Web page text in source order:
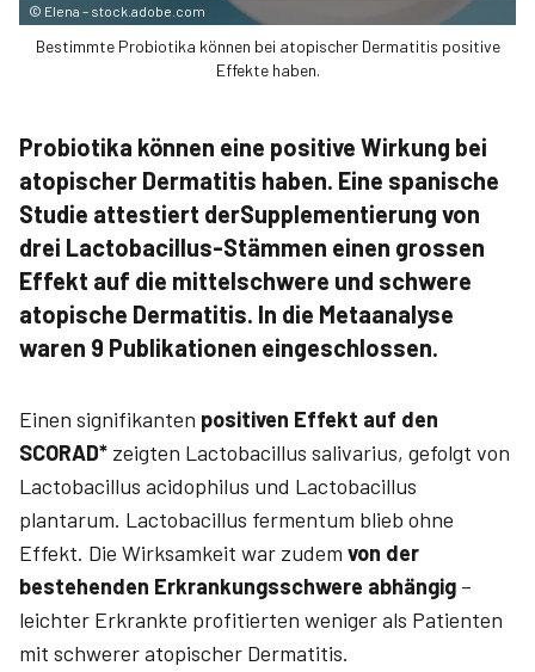
© Elena – stock.adobe.com
Bestimmte Probiotika können bei atopischer Dermatitis positive
Effekte haben.
Probiotika können eine positive Wirkung bei
atopischer Dermatitis haben. Eine spanische
Studie attestiert derSupplementierung von
drei Lactobacillus-Stämmen einen grossen
Effekt auf die mittelschwere und schwere
atopische Dermatitis. In die Meta­analyse
waren 9 Publikationen eingeschlossen.
Einen signifikanten positiven Effekt auf den
SCORAD* zeigten Lactobacillus salivarius, gefolgt von
Lactobacillus acidophilus und Lactobacillus
plantarum. Lactobacillus fermentum blieb ohne
Effekt. Die Wirksamkeit war zudem von der
bestehenden Erkrankungsschwere abhängig –
leichter Erkrankte profitierten weniger als Patienten
mit schwerer atopischer Dermatitis­.